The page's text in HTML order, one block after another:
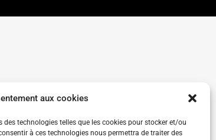
aux cookies
technologies telles que les cookies pour stocker et/ou
à ces technologies nous permettra de traiter des